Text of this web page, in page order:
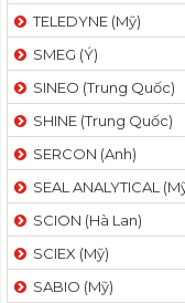
TELEDYNE (Mỹ)
SMEG (Ý)
SINEO (Trung Quốc)
SHINE (Trung Quốc)
SERCON (Anh)
SEAL ANALYTICAL
SCION (Hà Lan)
SCIEX (Mỹ)
SABIO (Mỹ)